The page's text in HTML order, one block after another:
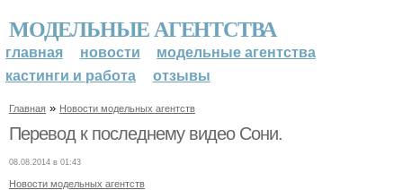
МОДЕЛЬНЫЕ АГЕНТСТВА
главная новости
модельные агентства
кастинги и работа
отзывы
Главная » Новости модельных агентств
Перевод к последнему видео Сони.
08.08.2014 в 01:43
Новости модельных агентств